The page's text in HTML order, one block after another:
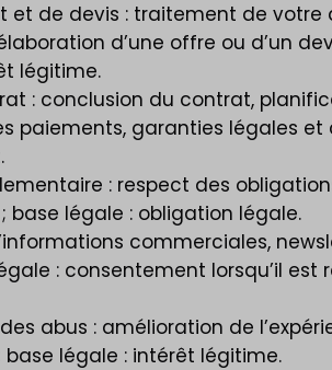
de devis : traitement de
d’une offre ou d’un
légitime.
: conclusion du contrat,
paiements, garanties légales
: respect des
base légale : obligation légale.
commerciales,
: consentement lorsqu’il
abus : amélioration de
légale : intérêt légitime.